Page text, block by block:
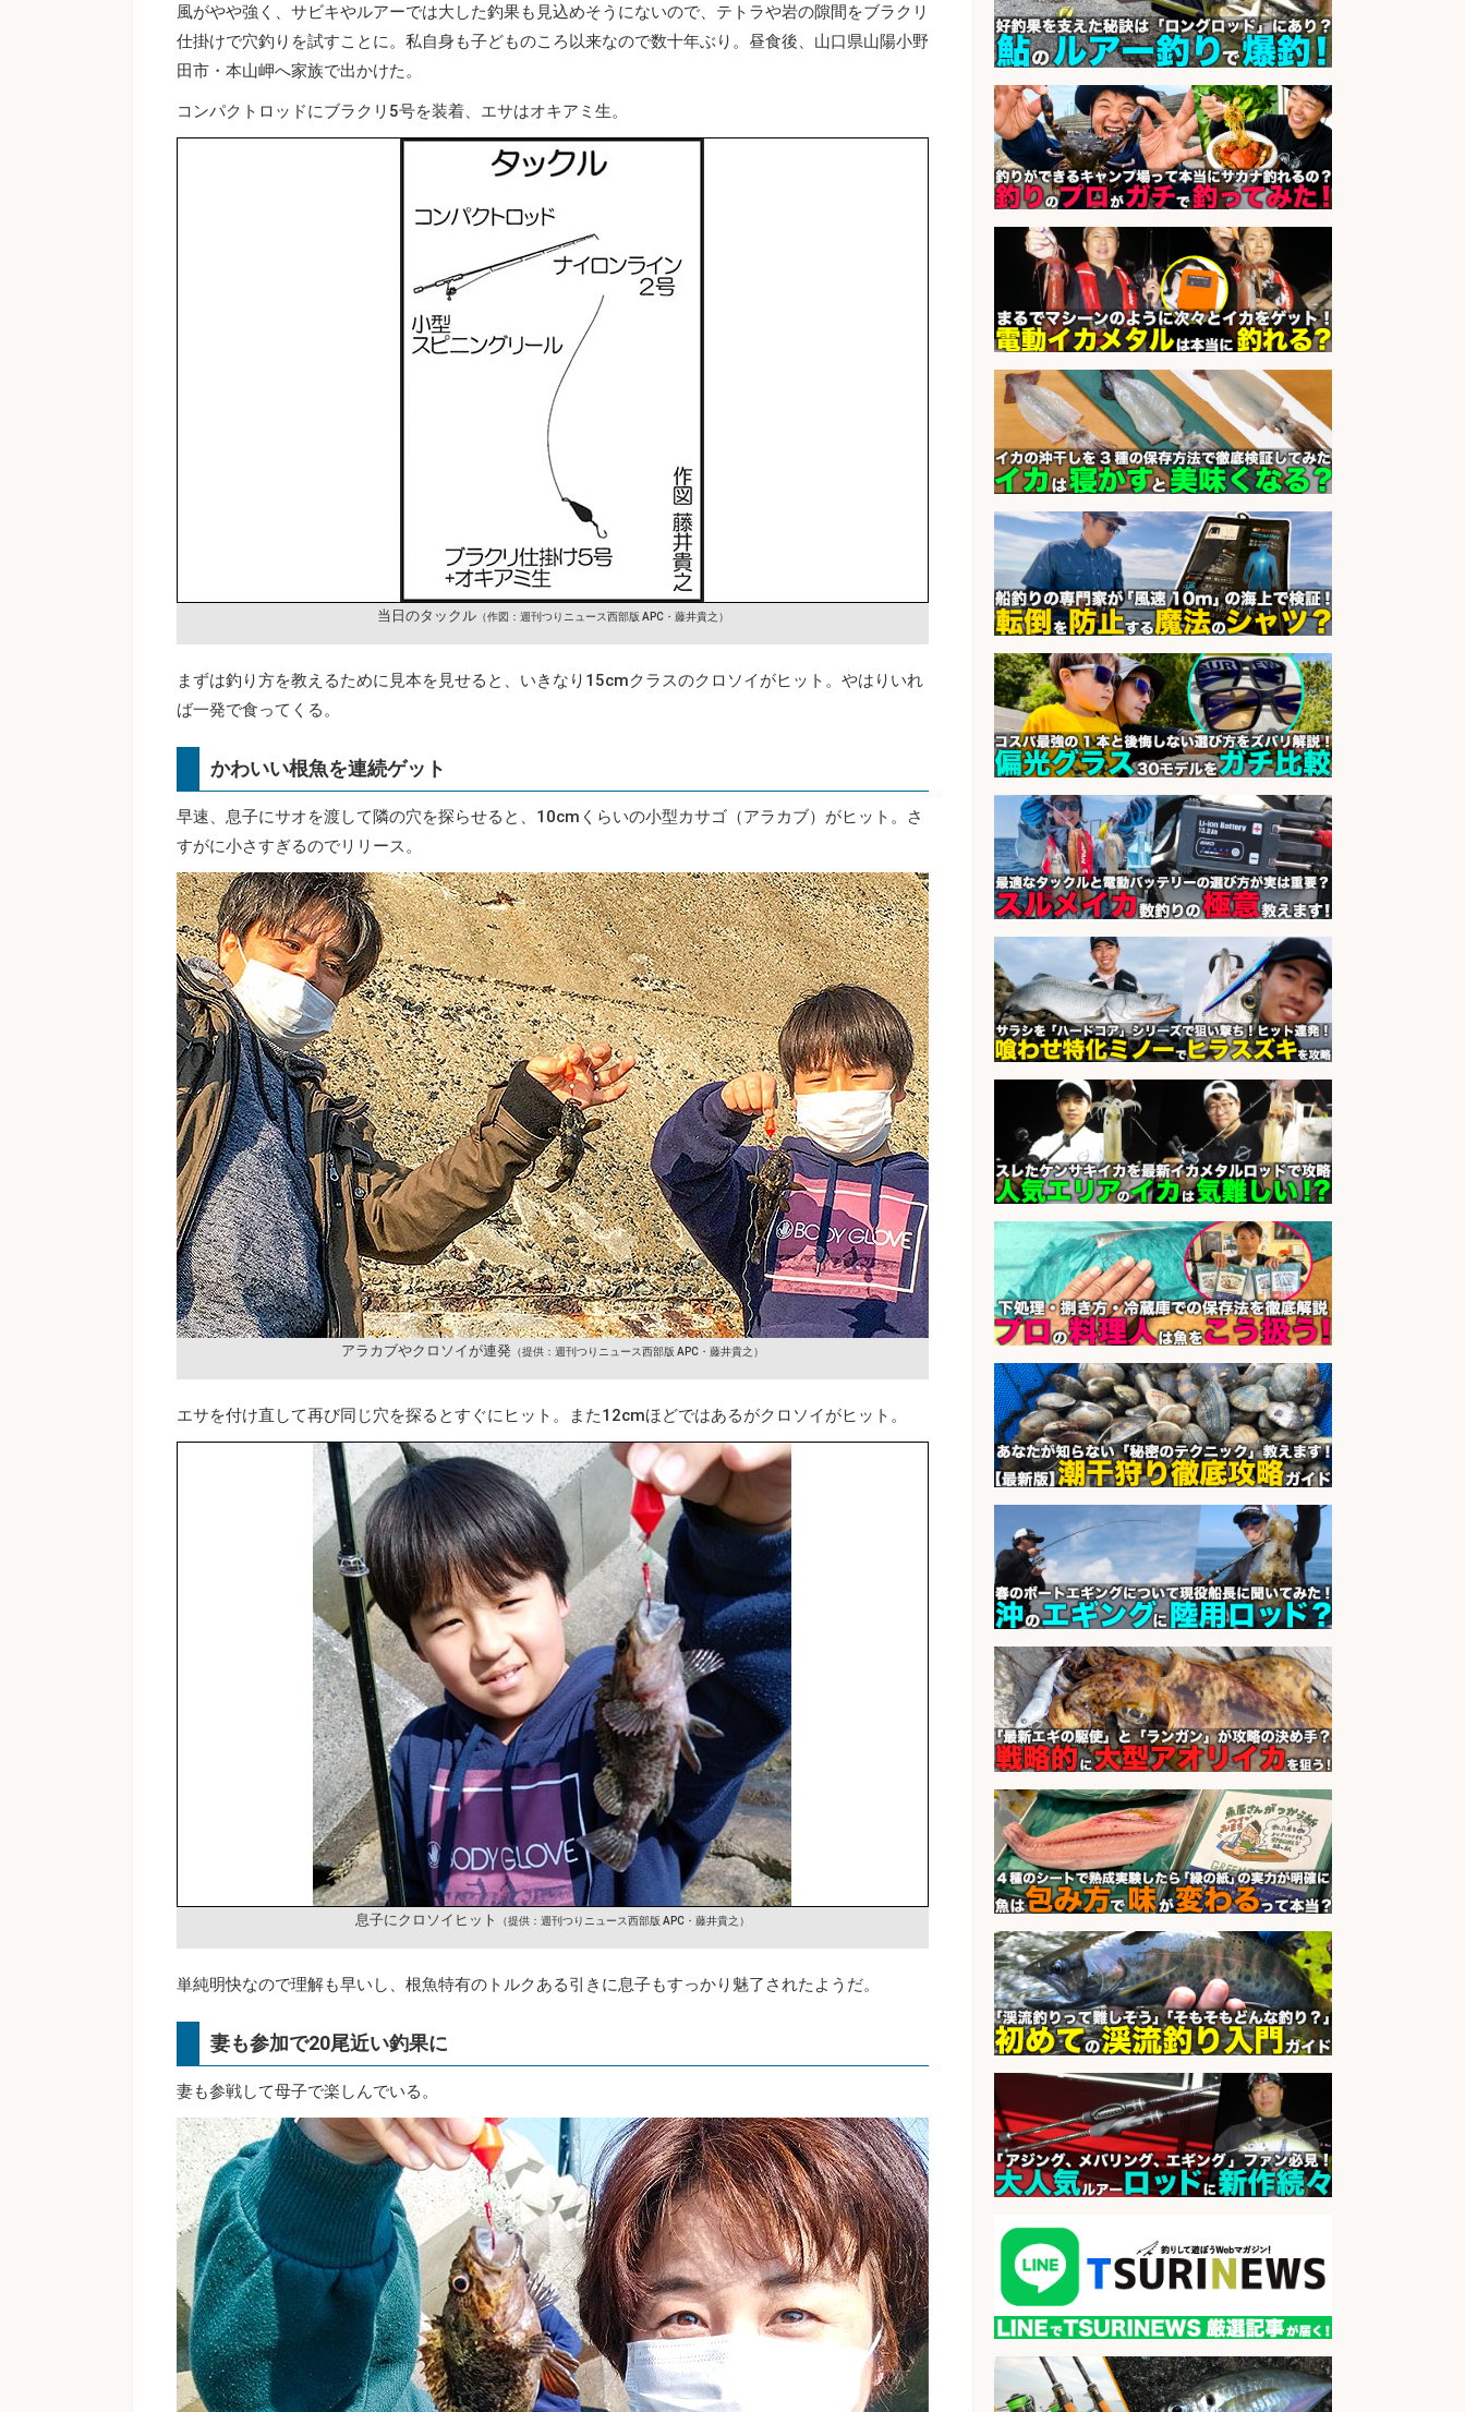
風がやや強く、サビキやルアーでは大した釣果も見込めそうにないので、テトラや岩の隙間をブラクリ
仕掛けで穴釣りを試すことに。私自身も子どものころ以来なので数十年ぶり。昼食後、山口県山陽小野
田市・本山岬へ家族で出かけた。
コンパクトロッドにブラクリ5号を装着、エサはオキアミ生。
当日のタックル（作図：週刊つりニュース西部版 APC・藤井貴之）
まずは釣り方を教えるために見本を見せると、いきなり15cmクラスのクロソイがヒット。やはりいれ
ば一発で食ってくる。
かわいい根魚を連続ゲット
早速、息子にサオを渡して隣の穴を探らせると、10cmくらいの小型カサゴ（アラカブ）がヒット。さ
すがに小さすぎるのでリリース。
アラカブやクロソイが連発 （提供：週刊つりニュース西部版 APC・藤井貴之）
エサを付け直して再び同じ穴を探るとすぐにヒット。また12cmほどではあるがクロソイがヒット。
息子にクロソイヒット （提供：週刊つりニュース西部版 APC・藤井貴之）
単純明快なので理解も早いし、根魚特有のトルクある引きに息子もすっかり魅了されたようだ。
妻も参加で20尾近い釣果に
妻も参戦して母子で楽しんでいる。
釣り具のかんたん軽作業/高収入/交
通費支給/制服貸与/正社員登用あり
会社名 株式会社REnista
sponsored by 求人ボックス
倉庫での釣り用品の軽作業スタッ
フ/未経験歓迎/交通費支給/制服貸
与/正社員登用あり
会社名 株式会社REnista
sponsored by 求人ボックス
フィッシング用品の「製品開発設
計」
会社名 メガバス株式会社
sponsored by 求人ボックス
倉庫での釣り用品の軽作業スタッ
フ/未経験歓迎/交通費支給/制服貸
与/正社員登用あり
会社名 株式会社REnista
和食, 居酒屋/調理見習い・調理補助/
新鮮な魚料理×おでんの和食居酒屋
の若手スタッフ
sponsored by 求人ボックス
さらに求人情報を見る